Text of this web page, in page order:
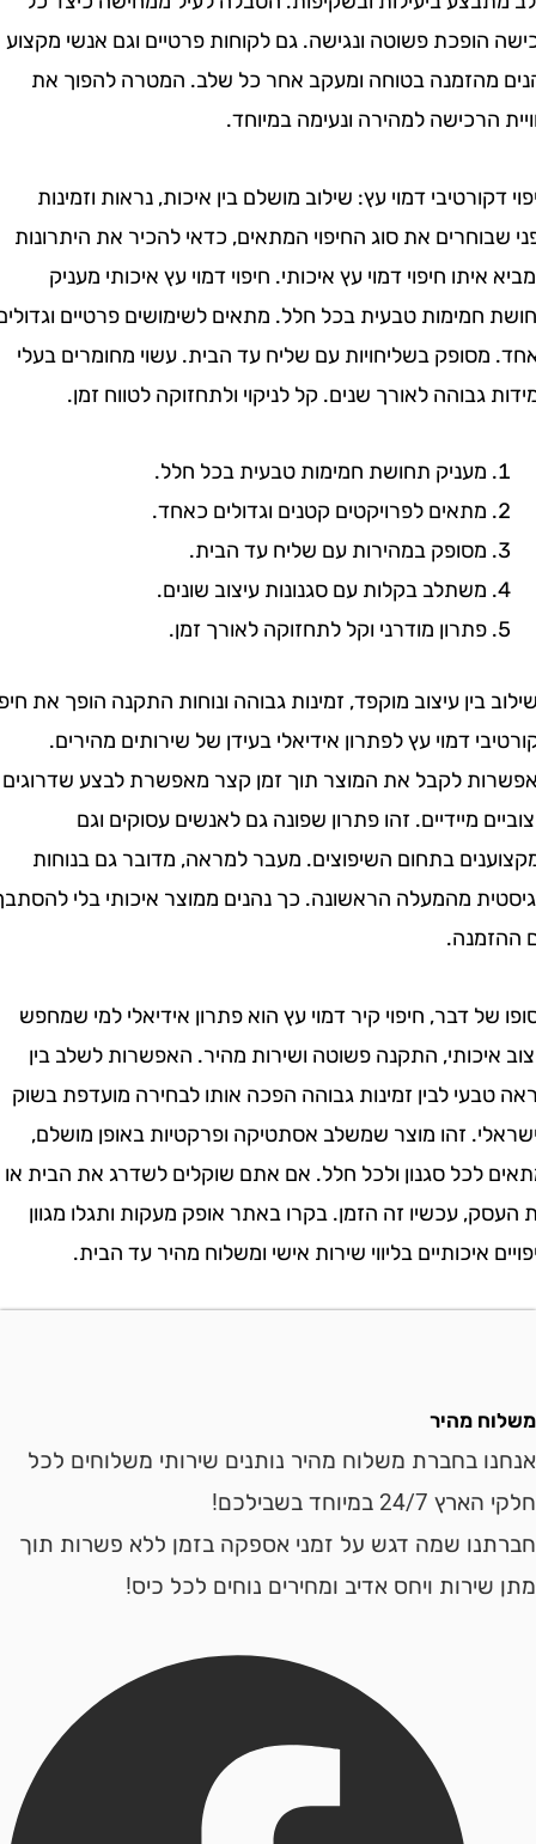
פשוטה ונגישה. גם לקוחות פרטיים וגם אנשי מקצוע
בטוחה ומעקב אחר כל שלב. המטרה להפוך את
הרכישה למהירה ונעימה במיוחד.
דמוי עץ: שילוב מושלם בין איכות, נראות וזמינות
את סוג החיפוי המתאים, כדאי להכיר את היתרונות
חיפוי דמוי עץ איכותי. חיפוי דמוי עץ איכותי מעניק
טבעית בכל חלל. מתאים לשימושים פרטיים וגדולים
בשליחויות עם שליח עד הבית. עשוי מחומרים בעלי
גבוהה לאורך שנים. קל לניקוי ולתחזוקה לטווח זמן.
מעניק תחושת חמימות טבעית בכל חלל.
מתאים לפרויקטים קטנים וגדולים כאחד.
מסופק במהירות עם שליח עד הבית.
משתלב בקלות עם סגנונות עיצוב שונים.
פתרון מודרני וקל לתחזוקה לאורך זמן.
בין עיצוב מוקפד, זמינות גבוהה ונוחות התקנה הופך את חיפוי
דמוי עץ לפתרון אידיאלי בעידן של שירותים מהירים.
לקבל את המוצר תוך זמן קצר מאפשרת לבצע שדרוגים
מיידיים. זהו פתרון שפונה גם לאנשים עסוקים וגם
בתחום השיפוצים. מעבר למראה, מדובר גם בנוחות
מהמעלה הראשונה. כך נהנים ממוצר איכותי בלי להסתבך
דבר, חיפוי קיר דמוי עץ הוא פתרון אידיאלי למי שמחפש
התקנה פשוטה ושירות מהיר. האפשרות לשלב בין
לבין זמינות גבוהה הפכה אותו לבחירה מועדפת בשוק
זהו מוצר שמשלב אסתטיקה ופרקטיות באופן מושלם,
לכל סגנון ולכל חלל. אם אתם שוקלים לשדרג את הבית או
עכשיו זה הזמן. בקרו באתר אופק מעקות ותגלו מגוון
איכותיים בליווי שירות אישי ומשלוח מהיר עד הבית.
מהיר
בחברת משלוח מהיר נותנים שירותי משלוחים לכל
במיוחד בשבילכם!
שמה דגש על זמני אספקה בזמן ללא פשרות תוך
ויחס אדיב ומחירים נוחים לכל כיס!